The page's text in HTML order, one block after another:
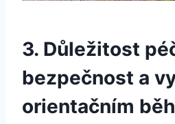
3. Důležitost
bezpečnost a
orientačním